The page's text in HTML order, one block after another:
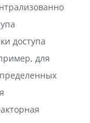
доступа
для